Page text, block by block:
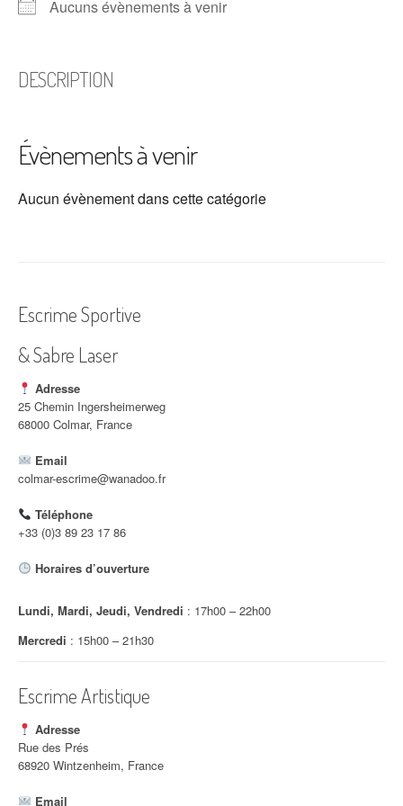
Aucuns évènements à venir
DESCRIPTION
Évènements à venir
Aucun évènement dans cette catégorie
Escrime Sportive
& Sabre Laser
Adresse
25 Chemin Ingersheimerweg
68000 Colmar, France
Email
colmar-escrime@wanadoo.fr
Téléphone
+33 (0)3 89 23 17 86
Horaires d’ouverture
Lundi, Mardi, Jeudi, Vendredi : 17h00 – 22h00
Mercredi : 15h00 – 21h30
Escrime Artistique
Adresse
Rue des Prés
68920 Wintzenheim, France
Email